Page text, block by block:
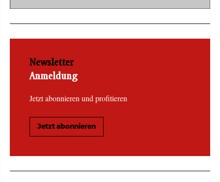
Newsletter
Anmeldung
Jetzt abonnieren und profitieren
Jetzt abonnieren